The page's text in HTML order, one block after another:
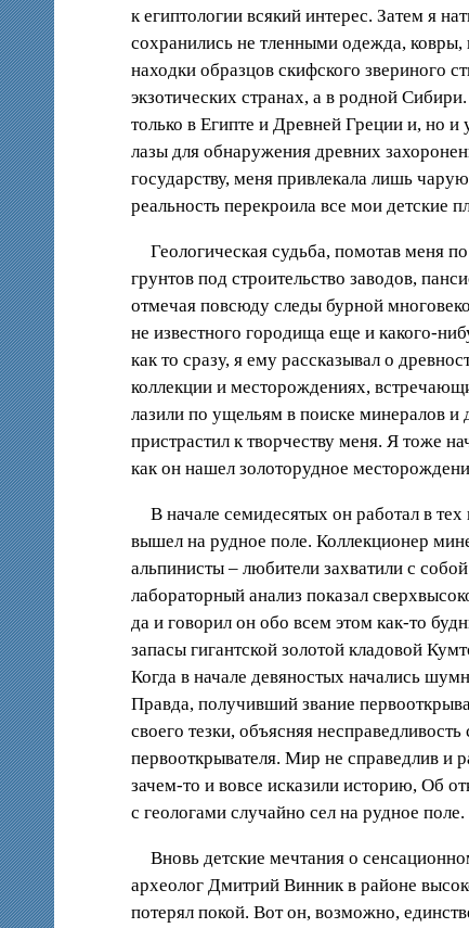
к египтологии всякий интерес. Затем я
сохранились не тленными одежда, ковры,
находки образцов скифского звериного
экзотических странах, а в родной
только в Египте и Древней Греции и, но
лазы для обнаружения древних
государству, меня привлекала лишь
реальность перекроила все мои детские
Геологическая судьба, помотав меня
грунтов под строительство заводов,
отмечая повсюду следы бурной
не известного городища еще и какого-
как то сразу, я ему рассказывал о
коллекции и месторождениях,
лазили по ущельям в поиске минералов и
пристрастил к творчеству меня. Я тоже
как он нашел золоторудное
В начале семидесятых он работал в
вышел на рудное поле. Коллекционер
альпинисты – любители захватили с
лабораторный анализ показал
да и говорил он обо всем этом как-то
запасы гигантской золотой кладовой
Когда в начале девяностых начались
Правда, получивший звание
своего тезки, объясняя
первооткрывателя. Мир не справедлив и
зачем-то и вовсе исказили историю, Об
с геологами случайно сел на рудное поле.
Вновь детские мечтания о
археолог Дмитрий Винник в районе
потерял покой. Вот он, возможно,